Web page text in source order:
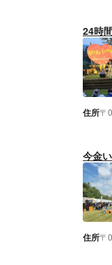
24時
住所〒
今金
住所〒